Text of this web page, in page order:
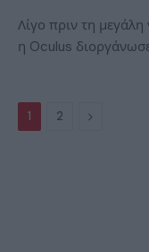
Λίγο πριν τη
η Oculus
1 2 Next